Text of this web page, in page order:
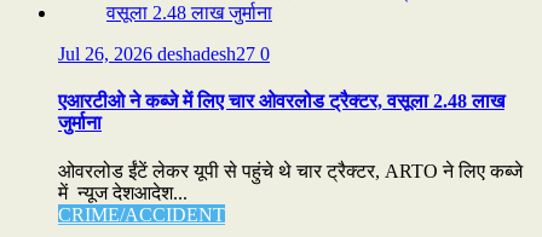
Jul 26, 2026 deshadesh27 0
एआरटीओ ने कब्जे में लिए चार ओवरलोड ट्रैक्टर, वसूला 2.48 लाख
जुर्माना
ओवरलोड ईंटें लेकर यूपी से पहुंचे थे चार ट्रैक्टर, ARTO ने लिए कब्जे
में न्यूज देशआदेश...
CRIME/ACCIDENT